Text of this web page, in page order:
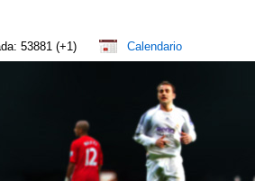
53881 (+1) Calendario